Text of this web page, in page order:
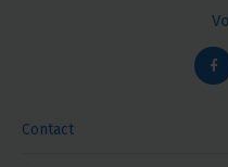
Contact